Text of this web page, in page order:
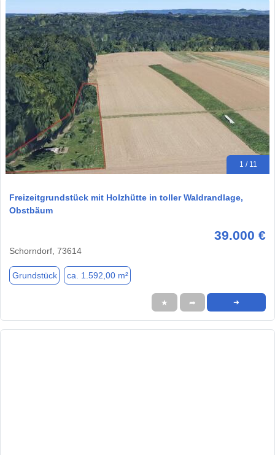
1 / 11
Freizeitgrundstück mit Holzhütte in toller Waldrandlage,
Obstbäum
39.000 €
Schorndorf, 73614
Grundstück ca. 1.592,00 m²
★ ➦ ➜